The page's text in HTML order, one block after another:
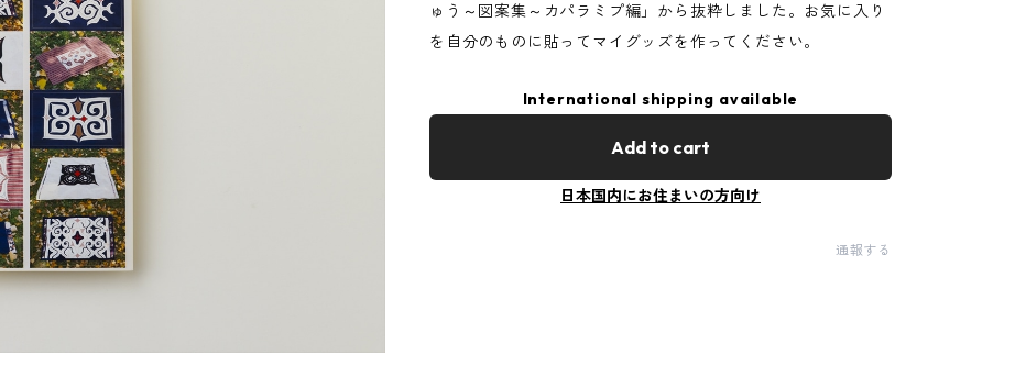
ゅう～図案集～カパラミプ編」から抜粋しました。お気に入り
を自分のものに貼ってマイグッズを作ってください。
International shipping available
Add to cart
日本国内にお住まいの方向け
通報する